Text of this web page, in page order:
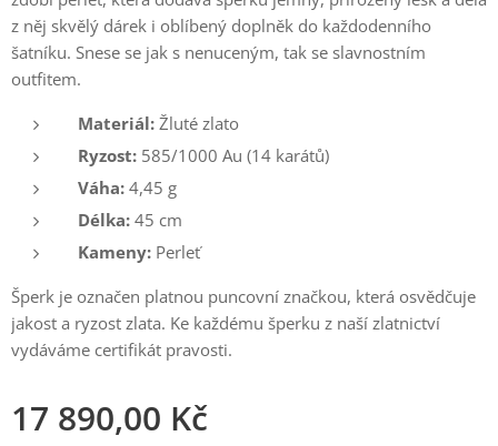
z něj skvělý dárek i oblíbený doplněk do každodenního
šatníku. Snese se jak s nenuceným, tak se slavnostním
outfitem.
Materiál: Žluté zlato
Ryzost: 585/1000 Au (14 karátů)
Váha: 4,45 g
Délka: 45 cm
Kameny: Perleť
Šperk je označen platnou puncovní značkou, která osvědčuje
jakost a ryzost zlata. Ke každému šperku z naší zlatnictví
vydáváme certifikát pravosti.
17 890,00 Kč